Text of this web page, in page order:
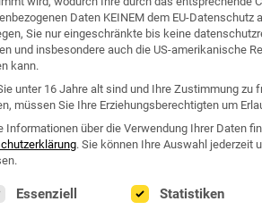
Gratisversand ab
Behandlung“
Daten KEINEM dem EU-Datenschutz
Sie nur eingeschränkte bis keine
und insbesondere auch die US-amerikanische
kann.
unter 16 Jahre alt sind und Ihre Zustimmung zu
müssen Sie Ihre Erziehungsberechtigten um
Informationen über die Verwendung Ihrer Daten
. Sie können Ihre Auswahl jederzeit
eine Liste der Service-Gruppen, für
Essenziell Statistiken